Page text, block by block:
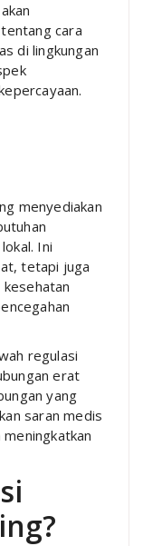
cara
di lingkungan
menyediakan
Ini
tetapi juga
regulasi
erat
yang
saran medis